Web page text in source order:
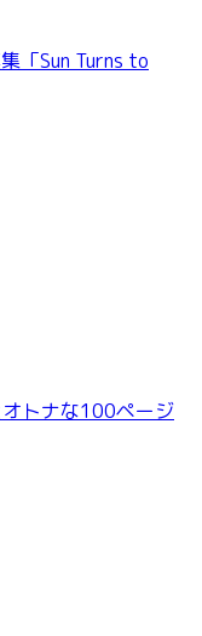
「Sun Turns to
トナな100ページ